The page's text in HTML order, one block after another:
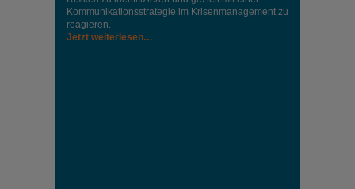
Kommunikationsstrategie im Krisenmanagement zu
reagieren.
Jetzt weiterlesen…